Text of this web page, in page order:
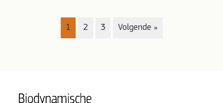
1 2 3 Volgende »